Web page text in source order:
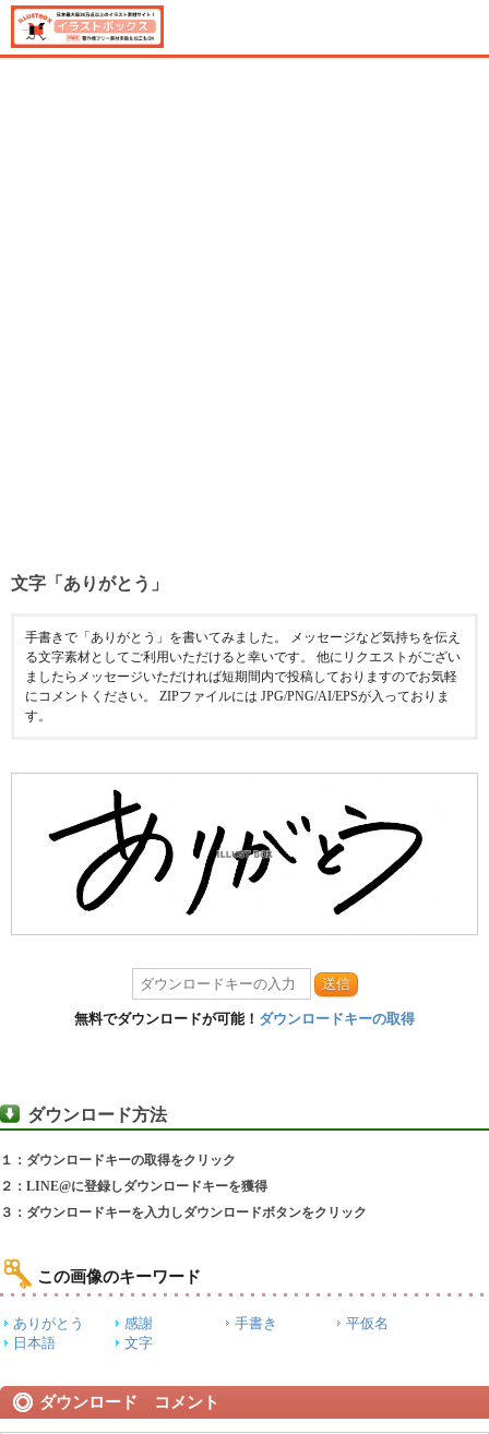
文字「ありがとう」
手書きで「ありがとう」を書いてみました。 メッセージなど気持ちを伝え
る文字素材としてご利用いただけると幸いです。 他にリクエストがござい
ましたらメッセージいただければ短期間内で投稿しておりますのでお気軽
にコメントください。 ZIPファイルには JPG/PNG/AI/EPSが入っておりま
す。
送信
無料でダウンロードが可能！ ダウンロードキーの取得
ダウンロード方法
１：ダウンロードキーの取得をクリック
２：LINE@に登録しダウンロードキーを獲得
３：ダウンロードキーを入力しダウンロードボタンをクリック
この画像のキーワード
ありがとう 感謝 手書き
平仮名
日本語
文字
ダウンロード コメント